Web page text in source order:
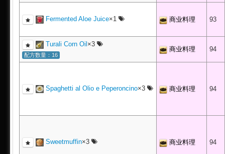
Fermented Aloe Juice×1 商业料理 93
Turali Corn Oil ×3
配方数量：16
商业料理 94
Spaghetti al Olio e Peperoncino×3 商业料理 94
Sweetmuffin×3 商业料理 94